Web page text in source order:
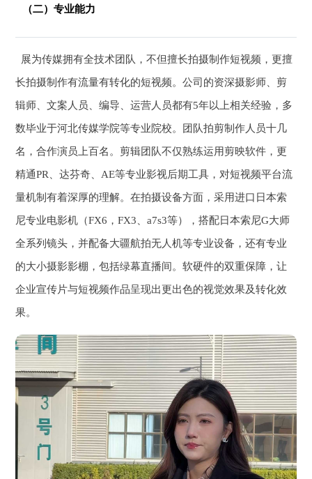
（二）专业能力
展为传媒拥有全技术团队，不但擅长拍摄制作短视频，更擅
长拍摄制作有流量有转化的短视频。公司的资深摄影师、剪
辑师、文案人员、编导、运营人员都有5年以上相关经验，多
数毕业于河北传媒学院等专业院校。团队拍剪制作人员十几
名，合作演员上百名。剪辑团队不仅熟练运用剪映软件，更
精通PR、达芬奇、AE等专业影视后期工具，对短视频平台流
量机制有着深厚的理解。在拍摄设备方面，采用进口日本索
尼专业电影机（FX6，FX3、a7s3等），搭配日本索尼G大师
全系列镜头，并配备大疆航拍无人机等专业设备，还有专业
的大小摄影影棚，包括绿幕直播间。软硬件的双重保障，让
企业宣传片与短视频作品呈现出更出色的视觉效果及转化效
果。